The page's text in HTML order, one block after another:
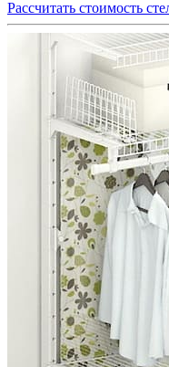
Рассчитать стоимость